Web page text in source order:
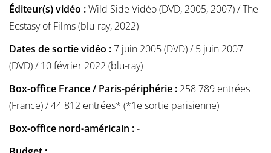
Éditeur(s) vidéo :Wild Side Vidéo (DVD, 2005, 2007) / The
Ecstasy of Films (blu-ray, 2022)
Dates de sortie vidéo :7 juin 2005 (DVD) / 5 juin 2007
(DVD) / 10 février 2022 (blu-ray)
Box-office France / Paris-périphérie : 258 789 entrées
(France) / 44 812 entrées* (*1e sortie parisienne)
Box-office nord-américain :-